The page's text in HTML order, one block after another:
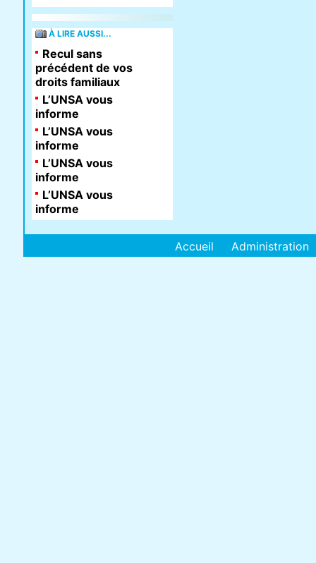
À LIRE AUSSI...
Recul sans
précédent de vos
droits familiaux
L’UNSA vous
informe
L’UNSA vous
informe
L’UNSA vous
informe
L’UNSA vous
informe
Accueil Administration